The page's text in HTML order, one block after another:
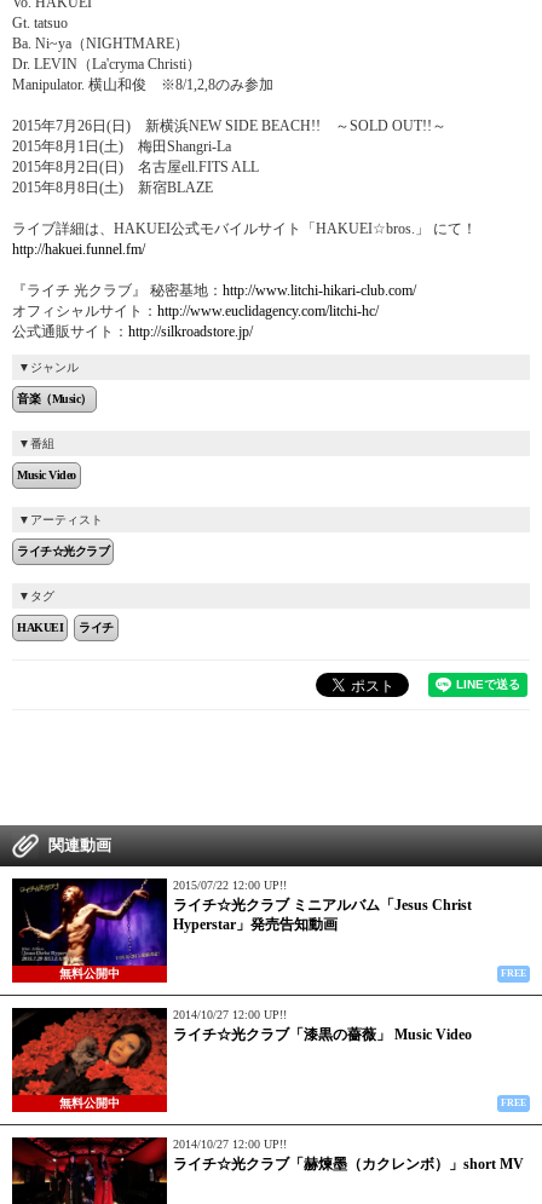
Gt. tatsuo
Ba. Ni~ya（NIGHTMARE）
Dr. LEVIN（La'cryma Christi）
Manipulator. 横山和俊 ※8/1,2,8のみ参加
2015年7月26日(日) 新横浜NEW SIDE BEACH!! ～SOLD OUT!!～
2015年8月1日(土) 梅田Shangri-La
2015年8月2日(日) 名古屋ell.FITS ALL
2015年8月8日(土) 新宿BLAZE
ライブ詳細は、HAKUEI公式モバイルサイト「HAKUEI☆bros.」 にて！
http://hakuei.funnel.fm/
『ライチ 光クラブ』 秘密基地： http://www.litchi-hikari-club.com/
オフィシャルサイト： http://www.euclidagency.com/litchi-hc/
公式通販サイト： http://silkroadstore.jp/
ジャンル
音楽（Music）
番組
Music Video
アーティスト
ライチ☆光クラブ
タグ
HAKUEI ライチ
関連動画
無料公開中
2015/07/22 12:00 UP!!
ライチ☆光クラブ ミニアルバム「Jesus Christ
Hyperstar」発売告知動画
FREE
無料公開中
2014/10/27 12:00 UP!!
ライチ☆光クラブ「漆黒の薔薇」 Music Video
FREE
2014/10/27 12:00 UP!!
ライチ☆光クラブ「赫煉墨（カクレンボ）」short MV